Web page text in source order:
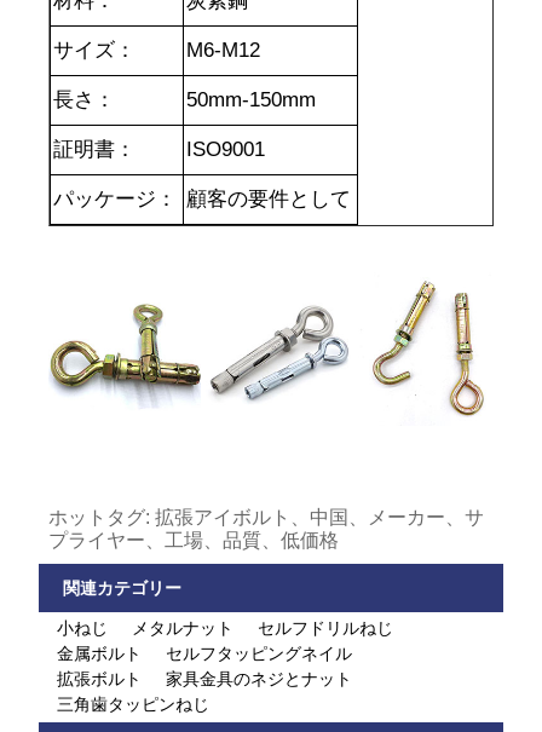
サイズ： M6-M12
長さ： 50mm-150mm
証明書： ISO9001
パッケージ： 顧客の要件として
ホットタグ: 拡張アイボルト、中国、メーカー、サ
プライヤー、工場、品質、低価格
関連カテゴリー
小ねじ メタルナット
セルフドリルねじ
金属ボルト
セルフタッピングネイル
拡張ボルト
家具金具のネジとナット
三角歯タッピンねじ